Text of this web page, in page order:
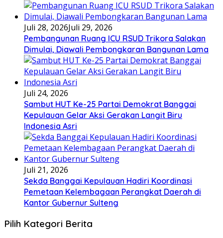
Juli 28, 2026Juli 29, 2026
Pembangunan Ruang ICU RSUD Trikora Salakan
Dimulai, Diawali Pembongkaran Bangunan Lama
Juli 24, 2026
Sambut HUT Ke-25 Partai Demokrat Banggai
Kepulauan Gelar Aksi Gerakan Langit Biru
Indonesia Asri
Juli 21, 2026
Sekda Banggai Kepulauan Hadiri Koordinasi
Pemetaan Kelembagaan Perangkat Daerah di
Kantor Gubernur Sulteng
Pilih Kategori Berita